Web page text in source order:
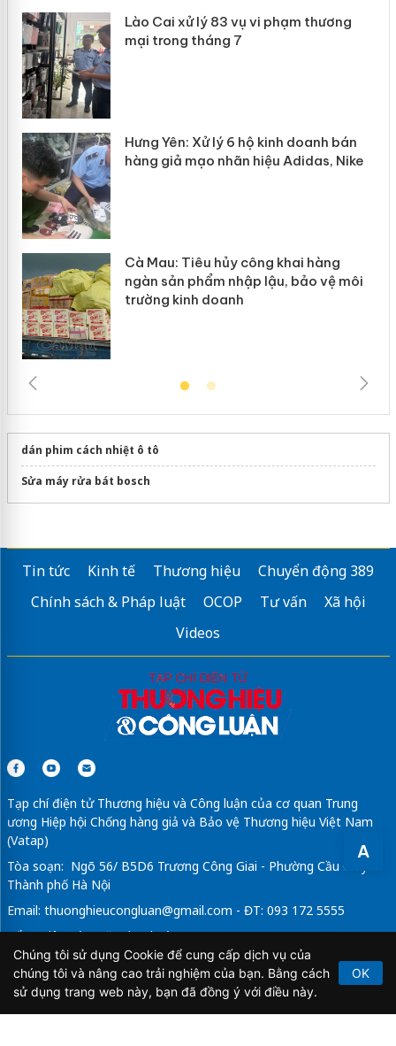
A
Lào Cai xử lý 83 vụ vi phạm thương
mại trong tháng 7
Hưng Yên: Xử lý 6 hộ kinh doanh bán
hàng giả mạo nhãn hiệu Adidas, Nike
Cà Mau: Tiêu hủy công khai hàng
ngàn sản phẩm nhập lậu, bảo vệ môi
trường kinh doanh
dán phim cách nhiệt ô tô
Sửa máy rửa bát bosch
Tin tức Kinh tế Thương hiệu
Chuyển động 389
Chính sách & Pháp luật
OCOP Tư vấn
Xã hội
Videos
Tạp chí điện tử Thương hiệu và Công luận của cơ quan Trung
ương Hiệp hội Chống hàng giả và Bảo vệ Thương hiệu Việt Nam
(Vatap)
Tòa soạn: Ngõ 56/ B5D6 Trương Công Giai - Phường Cầu Giấy -
Thành phố Hà Nội
Email: thuonghieucongluan@gmail.com - ĐT: 093 172 5555
Tổng Biên Tập: Vũ Đức Thuận
Giấy phép hoạt động báo chí điện tử số 64/GP-BTTTT do Bộ
Thông tin và Truyền thông cấp ngày 21/2/2020.
Chúng tôi sử dụng Cookie để cung cấp dịch vụ của
chúng tôi và nâng cao trải nghiệm của bạn. Bằng cách
sử dụng trang web này, bạn đã đồng ý với điều này.
OK